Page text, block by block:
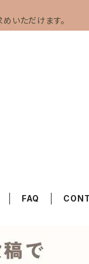
いただけます。
FAQ